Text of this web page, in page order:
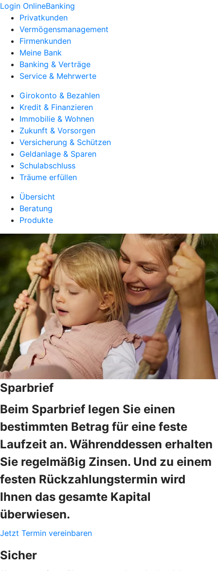
Login OnlineBanking
Privatkunden
Vermögensmanagement
Firmenkunden
Meine Bank
Banking & Verträge
Service & Mehrwerte
Girokonto & Bezahlen
Kredit & Finanzieren
Immobilie & Wohnen
Zukunft & Vorsorgen
Versicherung & Schützen
Geldanlage & Sparen
Schulabschluss
Träume erfüllen
Übersicht
Beratung
Produkte
Sparbrief
Beim Sparbrief legen Sie einen
bestimmten Betrag für eine feste
Laufzeit an. Währenddessen erhalten
Sie regelmäßig Zinsen. Und zu einem
festen Rückzahlungstermin wird
Ihnen das gesamte Kapital
überwiesen.
Jetzt Termin vereinbaren
Sicher